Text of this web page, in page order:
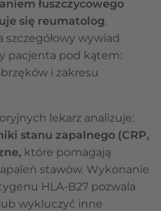
łuszczycowego
się reumatolog.
wywiad
pacjenta pod kątem:
i zakresu
lekarz analizuje:
stanu zapalnego (CRP,
które pomagają
stawów. Wykonanie
HLA-B27 pozwala
wykluczyć inne